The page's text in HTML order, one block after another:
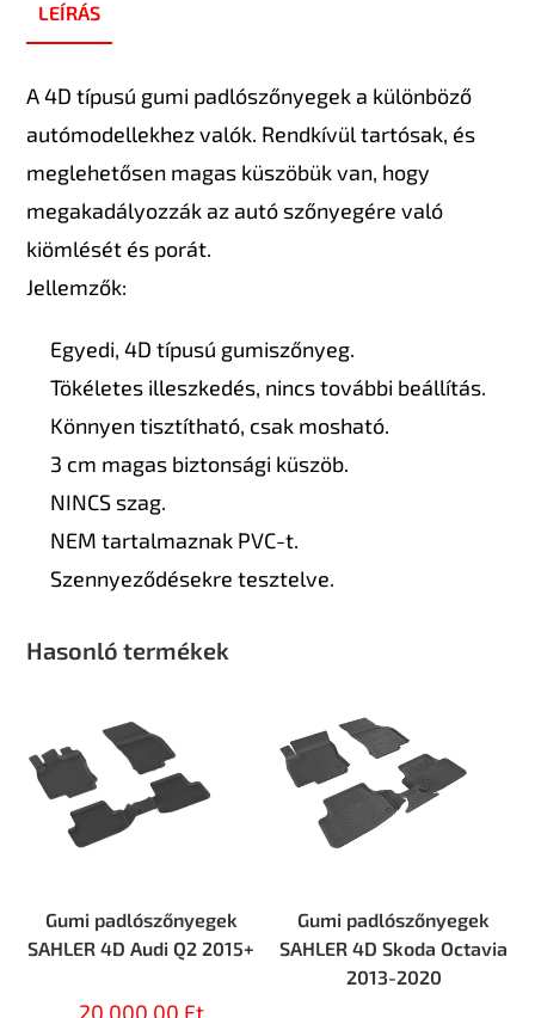
LEÍRÁS
A 4D típusú gumi padlószőnyegek a különböző
autómodellekhez valók. Rendkívül tartósak, és
meglehetősen magas küszöbük van, hogy
megakadályozzák az autó szőnyegére való
kiömlését és porát.
Jellemzők:
Egyedi, 4D típusú gumiszőnyeg.
Tökéletes illeszkedés, nincs további beállítás.
Könnyen tisztítható, csak mosható.
3 cm magas biztonsági küszöb.
NINCS szag.
NEM tartalmaznak PVC-t.
Szennyeződésekre tesztelve.
Hasonló termékek
Gumi padlószőnyegek
SAHLER 4D Audi Q2 2015+
20.000,00 Ft
Gumi padlószőnyegek
SAHLER 4D Skoda Octavia
2013-2020